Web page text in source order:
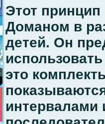
Этот
Доманом в
детей. Он
это
интервалами